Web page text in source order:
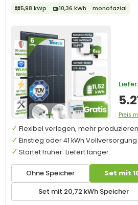
5,98 kWp 10,36 kWh monofazial
Ohne Speicher
Set mit
Set mit 20,72 kWh Speicher
Preis
Flexibel verlegen, mehr produzieren
Einstieg oder 41 kWh Vollversorgung
Startet früher. Liefert länger.